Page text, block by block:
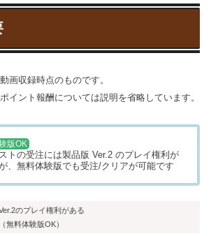
画収録時点のものです。
イント報酬については説明を省略しています。
版OK
トの受注には製品版 Ver.2 のプレイ権利が
、無料体験版でも受注/クリアが可能です
のプレイ権利がある
（無料体験版OK）